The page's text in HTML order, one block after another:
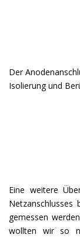
Der
Isolierung und
Eine weitere
gemessen
wollten wir so